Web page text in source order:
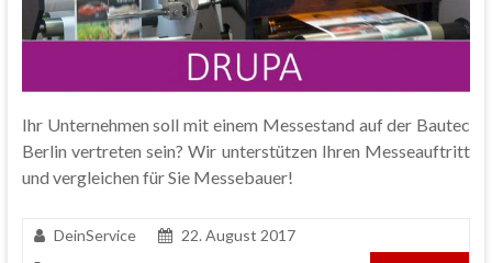
Ihr Unternehmen soll mit einem Messestand auf der Bautec
Berlin vertreten sein? Wir unterstützen Ihren Messeauftritt
und vergleichen für Sie Messebauer!
DeinService
22. August 2017